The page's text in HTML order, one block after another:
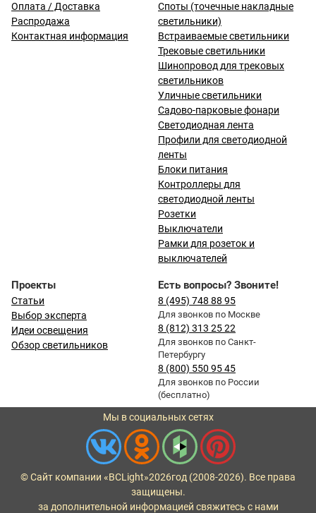
Оплата / Доставка
Распродажа
Контактная информация
Споты (точечные накладные
светильники)
Встраиваемые светильники
Трековые светильники
Шинопровод для трековых
светильников
Уличные светильники
Садово-парковые фонари
Светодиодная лента
Профили для светодиодной
ленты
Блоки питания
Контроллеры для
светодиодной ленты
Розетки
Выключатели
Рамки для розеток и
выключателей
Проекты
Статьи
Выбор эксперта
Идеи освещения
Обзор светильников
Есть вопросы? Звоните!
8 (495) 748 88 95
Для звонков по Москве
8 (812) 313 25 22
Для звонков по Санкт-
Петербургу
8 (800) 550 95 45
Для звонков по России
(бесплатно)
Мы в социальных сетях
© Сайт компании «BCLight»2026год (2008-2026). Все права
защищены.
за дополнительной информацией свяжитесь с нами